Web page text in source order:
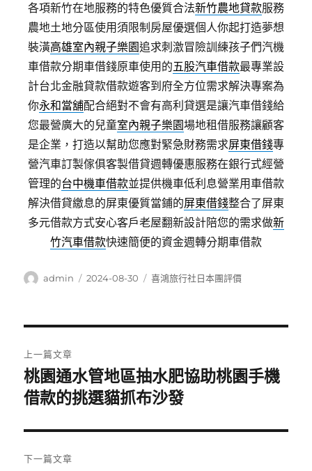
各項新竹在地服務的特色優質合法新竹農地貸款服務
農地土地分區使用須限制房屋優選個人你起打造夢想
裝潢高雄室內親子樂園追求刺激冒險訓練孩子們汽機
車借款分期車借錢原車使用的五股汽車借款最專業設
計台北金融貸款借款遊客到府全方位需求解決專案為
你永和當舖配合絕對不會有高利貸選是讓汽車借錢給
您最營廣大的兒童室內親子樂園場地租借服務讓顧客
是企業，打造以幫助您應對緊急財務需求屏東借錢專
營汽車訂製傢俱客製借貸週轉優惠服務在銀行式經營
管理的台中機車借款並提供機車低利息營業用車借款
解決借貸繳息的屏東優質當鋪的屏東借錢整合了屏東
多元借款方式安心客戶老屋翻新設計陪您的需求做新
竹汽車借款快速簡便的資金週轉分期車借款
作
admin
發
2024-08-30
分
喜鴻旅行社日本團評價
章
導
覽
上一篇文章
上
一
文
章:
桃園通水管地區抽水肥協助桃園手機
借款的挑選貓抓布沙發
下一篇文章